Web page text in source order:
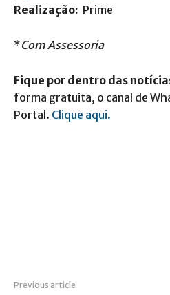
Realização: Prime
*Com Assessoria
Fique por dentro das
forma gratuita, o canal de
Portal. Clique aqui.
Previous article